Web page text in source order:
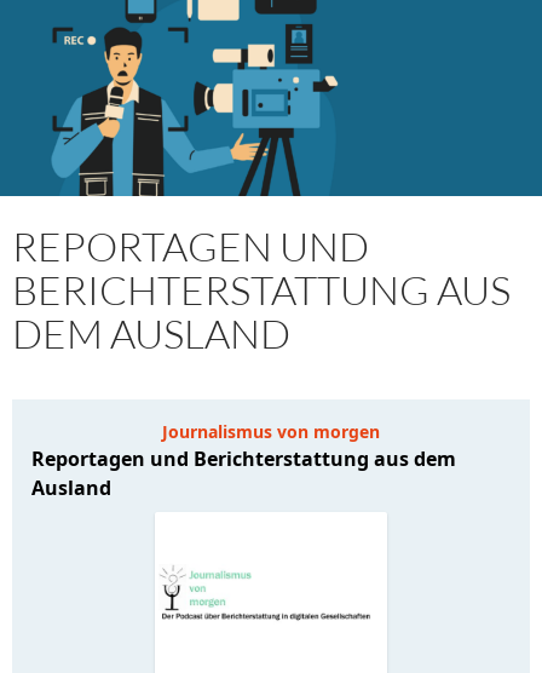
REPORTAGEN UND
BERICHTERSTATTUNG AUS
DEM AUSLAND